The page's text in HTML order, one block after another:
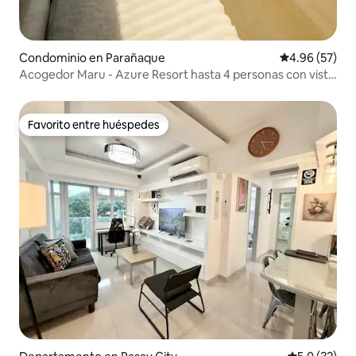
Condominio en Parañaque Calificación
4.96 (57)
Acogedor Maru - Azure Resort hasta 4 personas con vista
Favorito entre huéspedes
Favorito entre huéspedes